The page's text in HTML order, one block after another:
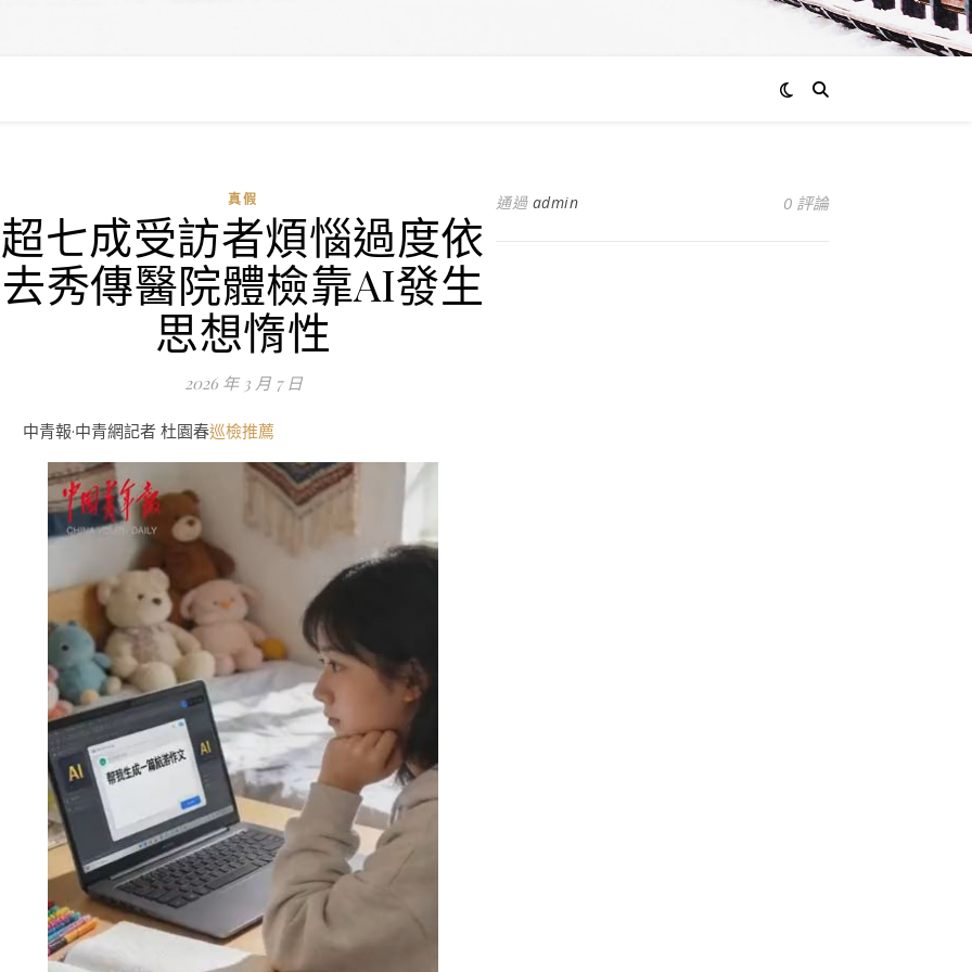
真假
超七成受訪者煩惱過度依
去秀傳醫院體檢靠AI發生
思想惰性
2026 年 3 月 7 日
中青報·中青網記者 杜園春巡檢推薦
通過 admin 0 評論